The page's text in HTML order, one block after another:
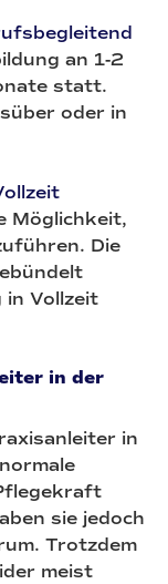
an 1-2
statt.
oder in
Möglichkeit,
Die
in Vollzeit
in der
in
sie jedoch
Trotzdem
meist